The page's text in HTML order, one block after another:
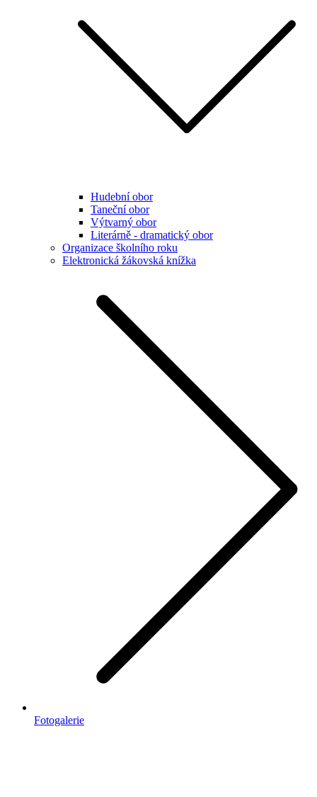
Hudební obor
Taneční obor
Výtvarný obor
Literárně - dramatický obor
Organizace školního roku
Elektronická žákovská knížka
Fotogalerie